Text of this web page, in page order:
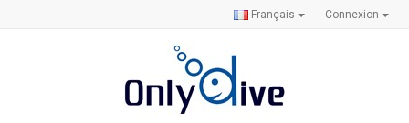
Connexion
Français